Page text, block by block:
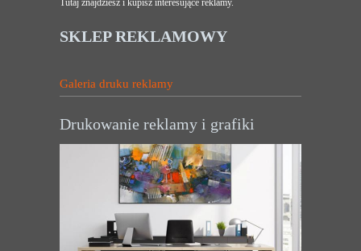
Tutaj znajdziesz i kupisz interesujące reklamy.
SKLEP REKLAMOWY
Galeria druku reklamy
Drukowanie reklamy i grafiki